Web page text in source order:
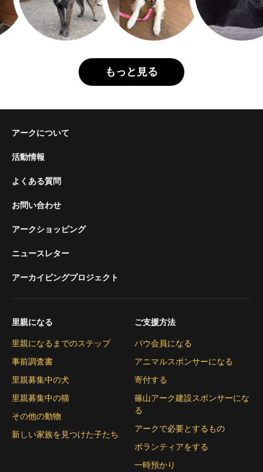
もっと見る
アークについて
活動情報
よくある質問
お問い合わせ
アークショッピング
ニュースレター
アーカイビングプロジェクト
里親になる
里親になるまでのステップ
事前調査書
里親募集中の犬
里親募集中の猫
その他の動物
新しい家族を見つけた子たち
ご支援方法
パウ会員になる
アニマルスポンサーになる
寄付する
篠山アーク建設スポンサーにな
る
アークで必要とするもの
ボランティアをする
一時預かり